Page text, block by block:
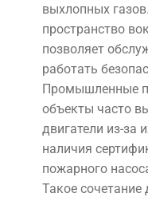
выхлопных
пространство
позволяет
работать
Промышленные
объекты часто
двигатели из-за
наличия
пожарного
Такое